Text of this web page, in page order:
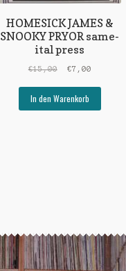
HOMESICK JAMES &
SNOOKY PRYOR same-
ital press
€15,00
Ursprünglicher
war:
€7,00
€7,00.
In den Warenkorb